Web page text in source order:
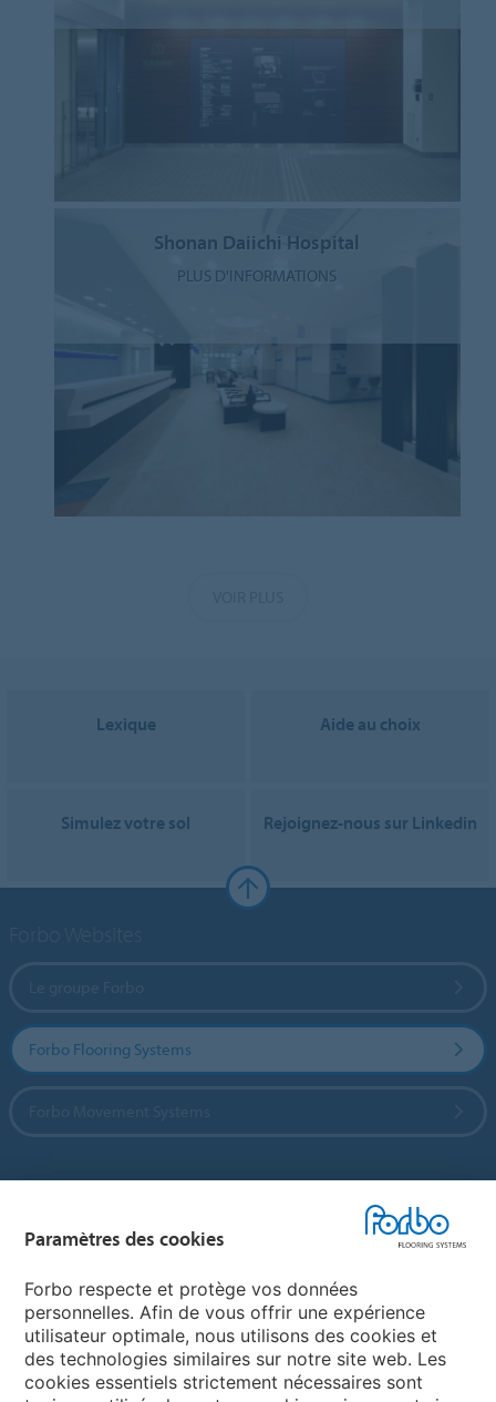
Shonan Daiichi Hospital
PLUS D'INFORMATIONS
Lexique Aide au choix
Simulez votre sol Rejoignez-nous sur Linkedin
Forbo Flooring Systems
My Forbo
LEXIQUE
Paramètres des cookies
Forbo respecte et protège vos données
personnelles. Afin de vous offrir une expérience
utilisateur optimale, nous utilisons des cookies et
des technologies similaires sur notre site web. Les
cookies essentiels strictement nécessaires sont